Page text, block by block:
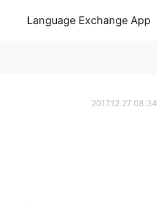
Language Exchange App
2017.12.27 08:34